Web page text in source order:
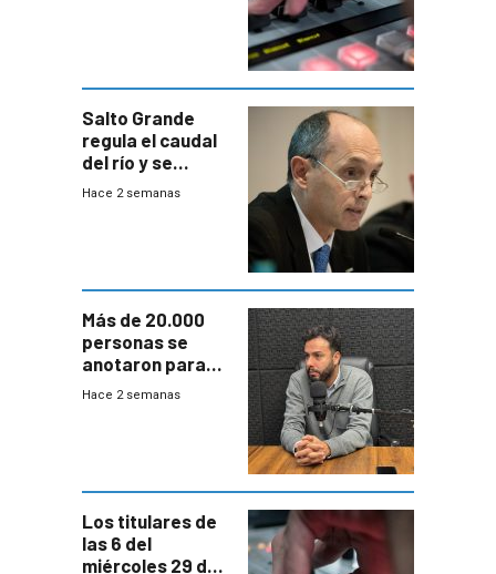
Salto Grande
regula el caudal
del río y se
prepara para un
Hace 2 semanas
Más de 20.000
personas se
anotaron para
las pruebas
Hace 2 semanas
Los titulares de
las 6 del
miércoles 29 de